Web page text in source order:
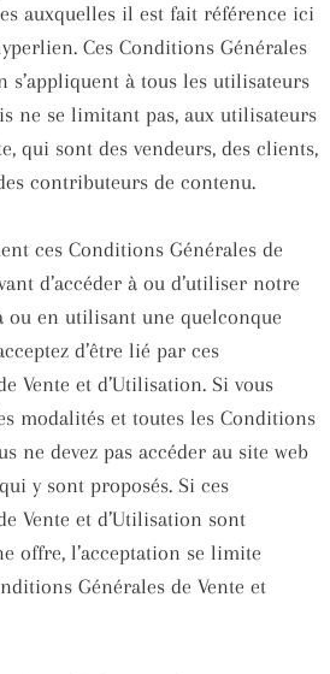
auxquelles il est fait référence ici
Ces Conditions Générales
s’appliquent à tous les utilisateurs
ne se limitant pas, aux utilisateurs
qui sont des vendeurs, des clients,
contributeurs de contenu.
ces Conditions Générales de
d’accéder à ou d’utiliser notre
ou en utilisant une quelconque
d’être lié par ces
Vente et d’Utilisation. Si vous
modalités et toutes les Conditions
ne devez pas accéder au site web
y sont proposés. Si ces
Vente et d’Utilisation sont
offre, l’acceptation se limite
Générales de Vente et